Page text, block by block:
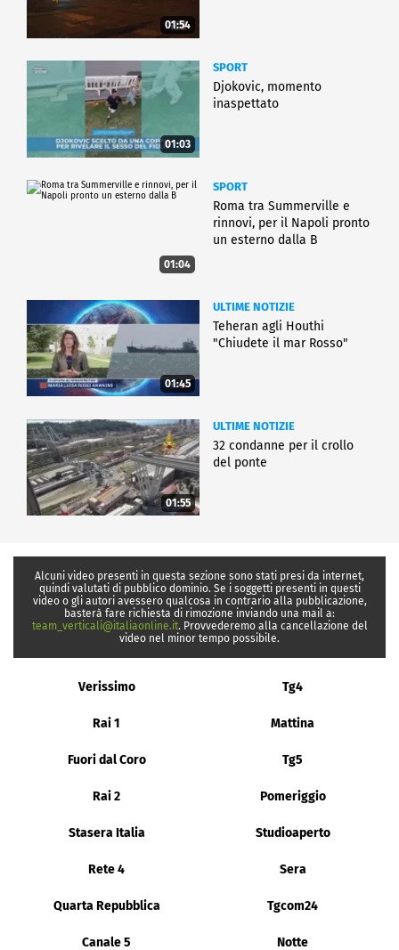
01:54
01:03
SPORT
Djokovic, momento
inaspettato
01:04
SPORT
Roma tra Summerville e
rinnovi, per il Napoli pronto
un esterno dalla B
01:45
ULTIME NOTIZIE
Teheran agli Houthi
"Chiudete il mar Rosso"
01:55
ULTIME NOTIZIE
32 condanne per il crollo
del ponte
Alcuni video presenti in questa sezione sono stati presi da internet,
quindi valutati di pubblico dominio. Se i soggetti presenti in questi
video o gli autori avessero qualcosa in contrario alla pubblicazione,
basterà fare richiesta di rimozione inviando una mail a:
team_verticali@italiaonline.it. Provvederemo alla cancellazione del
video nel minor tempo possibile.
Verissimo Tg4
Rai 1 Mattina
Fuori dal Coro Tg5
Rai 2 Pomeriggio
Stasera Italia Studioaperto
Rete 4 Sera
Quarta Repubblica Tgcom24
Canale 5 Notte